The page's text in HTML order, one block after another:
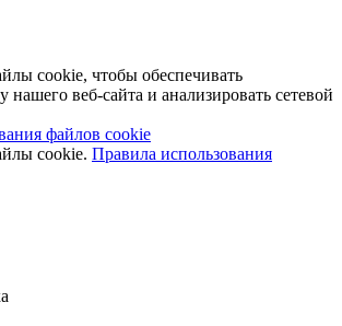
cookie, чтобы обеспечивать
нашего веб-сайта и анализировать сетевой
файлов cookie
cookie. Правила использования